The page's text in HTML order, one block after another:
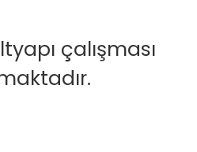
çalışması